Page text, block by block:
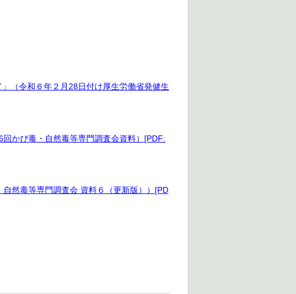
（令和６年２月28日付け厚生労働省発健生
かび毒・自然毒等専門調査会資料）[PDF:
然毒等専門調査会 資料６（更新版））[PD